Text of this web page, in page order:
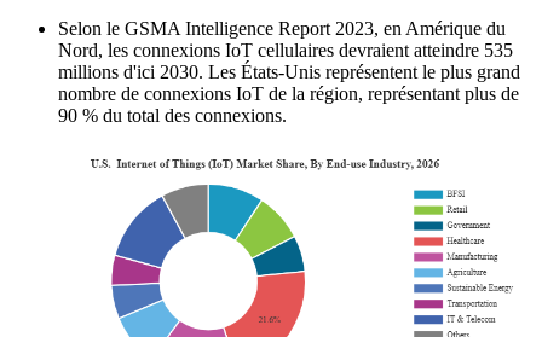
Selon le GSMA Intelligence Report 2023, en Amérique du
Nord, les connexions IoT cellulaires devraient atteindre 535
millions d'ici 2030. Les États-Unis représentent le plus grand
nombre de connexions IoT de la région, représentant plus de
90 % du total des connexions.